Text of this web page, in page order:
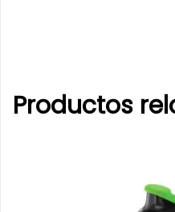
Productos